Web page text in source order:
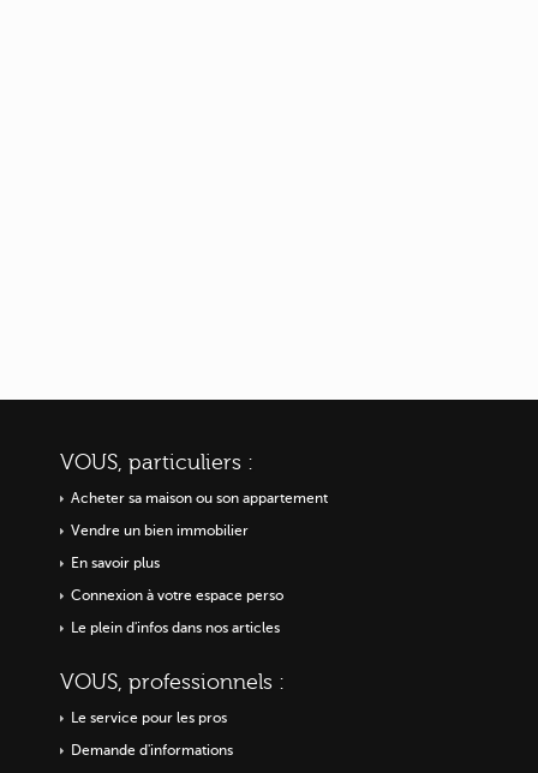
VOUS, particuliers :
Acheter sa maison ou son appartement
Vendre un bien immobilier
En savoir plus
Connexion à votre espace perso
Le plein d'infos dans nos articles
VOUS, professionnels :
Le service pour les pros
Demande d'informations